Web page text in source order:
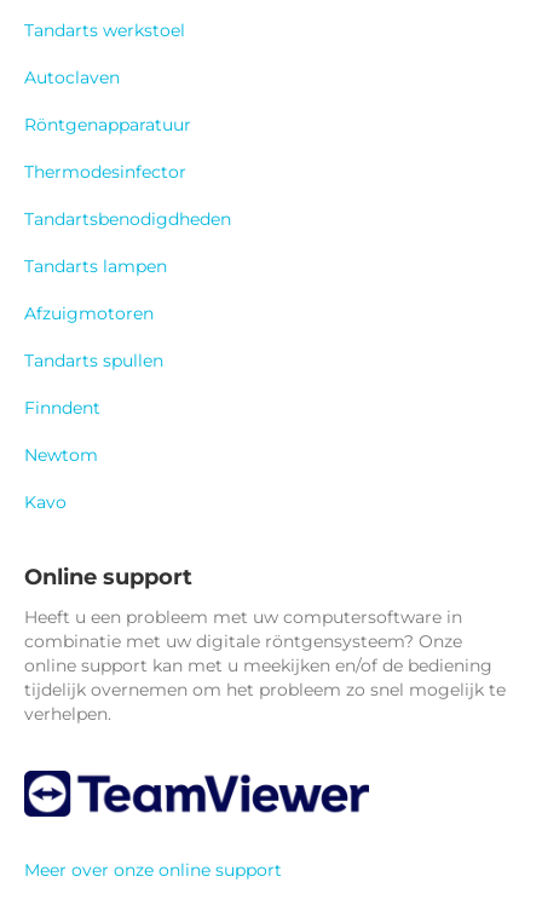
Tandarts werkstoel
Autoclaven
Röntgenapparatuur
Thermodesinfector
Tandartsbenodigdheden
Tandarts lampen
Afzuigmotoren
Tandarts spullen
Finndent
Newtom
Kavo
Online support
Heeft u een probleem met uw computersoftware in
combinatie met uw digitale röntgensysteem? Onze
online support kan met u meekijken en/of de bediening
tijdelijk overnemen om het probleem zo snel mogelijk te
verhelpen.
Meer over onze online support